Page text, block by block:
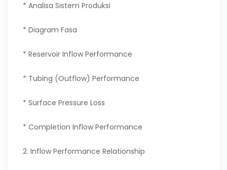
* Analisa Sistem Produksi
* Diagram Fasa
* Reservoir Inflow Performance
* Tubing (Outflow) Performance
* Surface Pressure Loss
* Completion Inflow Performance
2. Inflow Performance Relationship